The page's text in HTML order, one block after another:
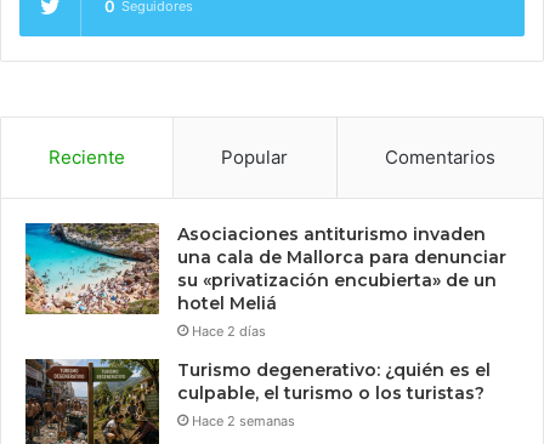
0 Seguidores
Reciente Popular Comentarios
Asociaciones antiturismo invaden
una cala de Mallorca para denunciar
su «privatización encubierta» de un
hotel Meliá
Hace 2 días
Turismo degenerativo: ¿quién es el
culpable, el turismo o los turistas?
Hace 2 semanas